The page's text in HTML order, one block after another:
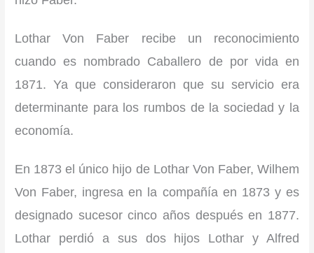
Lothar Von Faber recibe un reconocimiento
cuando es nombrado Caballero de por vida en
1871. Ya que consideraron que su servicio era
determinante para los rumbos de la sociedad y la
economía.
En 1873 el único hijo de Lothar Von Faber, Wilhem
Von Faber, ingresa en la compañía en 1873 y es
designado sucesor cinco años después en 1877.
Lothar perdió a sus dos hijos Lothar y Alfred